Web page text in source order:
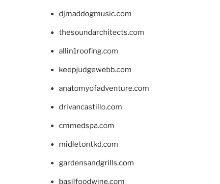
djmaddogmusic.com
thesoundarchitects.com
allin1roofing.com
keepjudgewebb.com
anatomyofadventure.com
drivancastillo.com
cmmedspa.com
midletontkd.com
gardensandgrills.com
basilfoodwine.com